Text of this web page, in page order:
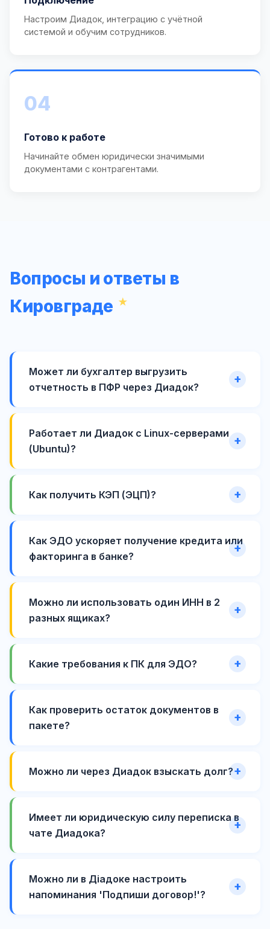
Настроим Диадок, интеграцию с учётной
системой и обучим сотрудников.
04
Готово к работе
Начинайте обмен юридически значимыми
документами с контрагентами.
Вопросы и ответы в
Кировграде
Может ли бухгалтер выгрузить
отчетность в ПФР через Диадок?
Работает ли Диадок с Linux-серверами
(Ubuntu)?
Как получить КЭП (ЭЦП)?
Как ЭДО ускоряет получение кредита или
факторинга в банке?
Можно ли использовать один ИНН в 2
разных ящиках?
Какие требования к ПК для ЭДО?
Как проверить остаток документов в
пакете?
Можно ли через Диадок взыскать долг?
Имеет ли юридическую силу переписка в
чате Диадока?
Можно ли в Діадоке настроить
напоминания 'Подпиши договор!'?